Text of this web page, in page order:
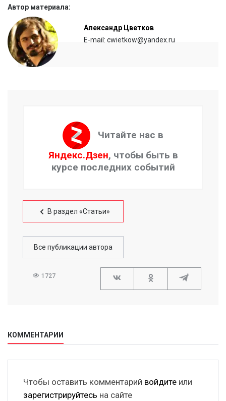
Автор материала:
Александр Цветков
E-mail: cwietkow@yandex.ru
Читайте нас в
Яндекс.Дзен, чтобы быть в
курсе последних событий
В раздел «Статьи»
Все публикации автора
1727
КОММЕНТАРИИ
Чтобы оставить комментарий войдите или
зарегистрируйтесь на сайте